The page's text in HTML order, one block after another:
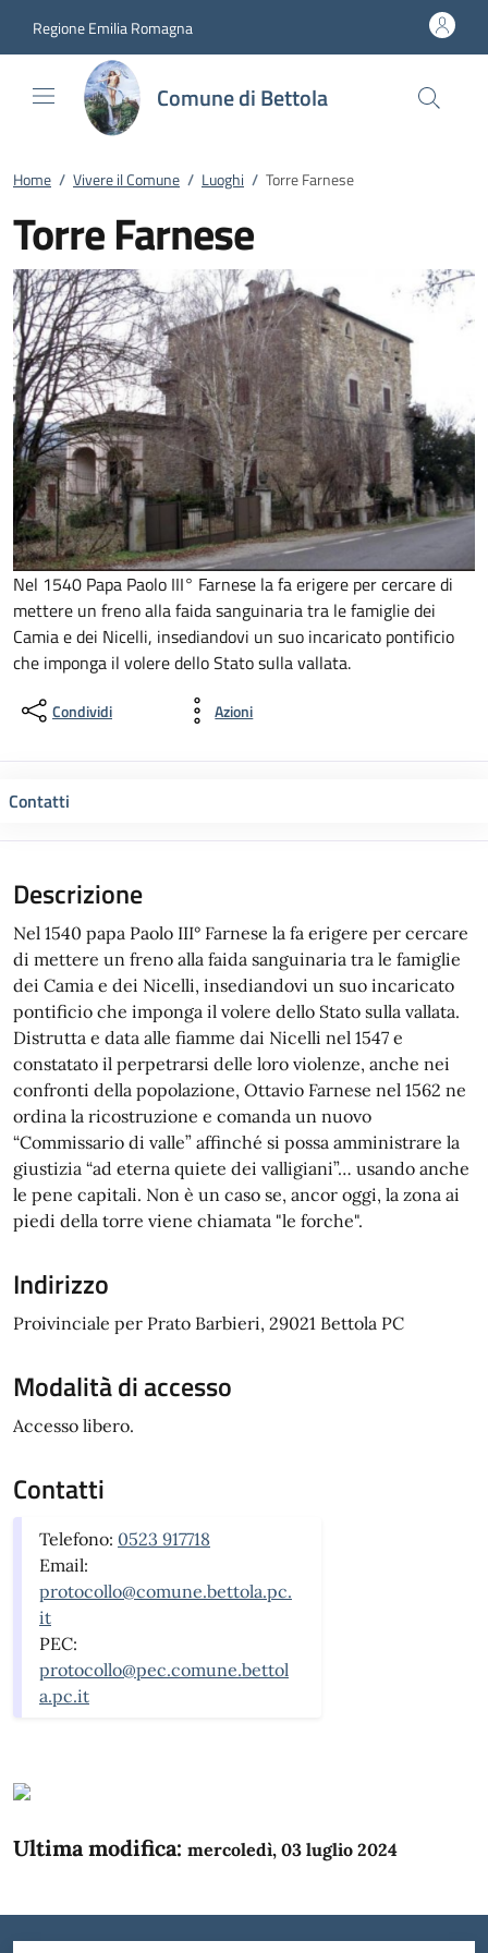
Regione Emilia Romagna
Comune di Bettola
Home / Vivere il Comune / Luoghi / Torre Farnese
Torre Farnese
Nel 1540 Papa Paolo III° Farnese la fa erigere per cercare di
mettere un freno alla faida sanguinaria tra le famiglie dei
Camia e dei Nicelli, insediandovi un suo incaricato pontificio
che imponga il volere dello Stato sulla vallata.
Condividi Azioni
Contatti
Descrizione
Nel 1540 papa Paolo III° Farnese la fa erigere per cercare
di mettere un freno alla faida sanguinaria tra le famiglie
dei Camia e dei Nicelli, insediandovi un suo incaricato
pontificio che imponga il volere dello Stato sulla vallata.
Distrutta e data alle fiamme dai Nicelli nel 1547 e
constatato il perpetrarsi delle loro violenze, anche nei
confronti della popolazione, Ottavio Farnese nel 1562 ne
ordina la ricostruzione e comanda un nuovo
“Commissario di valle” affinché si possa amministrare la
giustizia “ad eterna quiete dei valligiani”… usando anche
le pene capitali. Non è un caso se, ancor oggi, la zona ai
piedi della torre viene chiamata "le forche".
Indirizzo
Proivinciale per Prato Barbieri, 29021 Bettola PC
Modalità di accesso
Accesso libero.
Contatti
Telefono: 0523 917718
Email:
protocollo@comune.bettola.pc.
it
PEC:
protocollo@pec.comune.bettol
a.pc.it
Ultima modifica: mercoledì, 03 luglio 2024